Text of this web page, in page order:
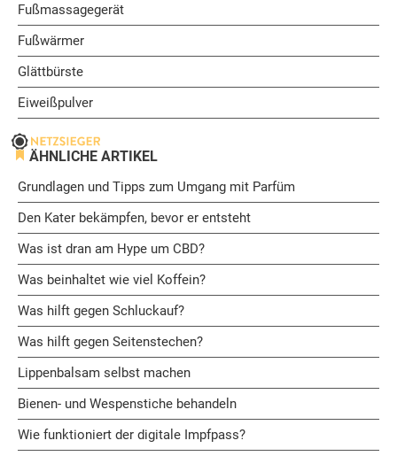
Fußmassagegerät
Fußwärmer
Glättbürste
Eiweißpulver
ÄHNLICHE ARTIKEL
Grundlagen und Tipps zum Umgang mit Parfüm
Den Kater bekämpfen, bevor er entsteht
Was ist dran am Hype um CBD?
Was beinhaltet wie viel Koffein?
Was hilft gegen Schluckauf?
Was hilft gegen Seitenstechen?
Lippenbalsam selbst machen
Bienen- und Wespenstiche behandeln
Wie funktioniert der digitale Impfpass?